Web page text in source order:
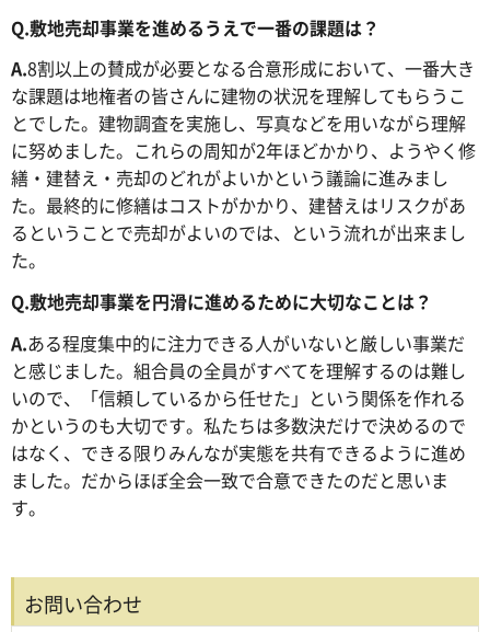
Q.敷地売却事業を進めるうえで一番の課題は？
A.8割以上の賛成が必要となる合意形成において、一番大き
な課題は地権者の皆さんに建物の状況を理解してもらうこ
とでした。建物調査を実施し、写真などを用いながら理解
に努めました。これらの周知が2年ほどかかり、ようやく修
繕・建替え・売却のどれがよいかという議論に進みまし
た。最終的に修繕はコストがかかり、建替えはリスクがあ
るということで売却がよいのでは、という流れが出来まし
た。
Q.敷地売却事業を円滑に進めるために大切なことは？
A.ある程度集中的に注力できる人がいないと厳しい事業だ
と感じました。組合員の全員がすべてを理解するのは難し
いので、「信頼しているから任せた」という関係を作れる
かというのも大切です。私たちは多数決だけで決めるので
はなく、できる限りみんなが実態を共有できるように進め
ました。だからほぼ全会一致で合意できたのだと思いま
す。
お問い合わせ